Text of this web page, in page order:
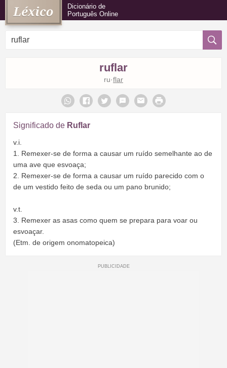
Dicionário de
Português Online
ruflar
ru·flar
Significado de Ruflar
v.i.
1. Remexer-se de forma a causar um ruído semelhante ao de
uma ave que esvoaça;
2. Remexer-se de forma a causar um ruído parecido com o
de um vestido feito de seda ou um pano brunido;
v.t.
3. Remexer as asas como quem se prepara para voar ou
esvoaçar.
(Etm. de origem onomatopeica)